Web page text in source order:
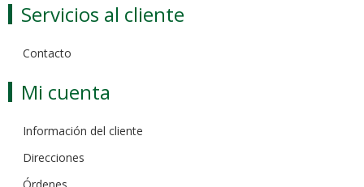
Servicios al cliente
Contacto
Mi cuenta
Información del cliente
Direcciones